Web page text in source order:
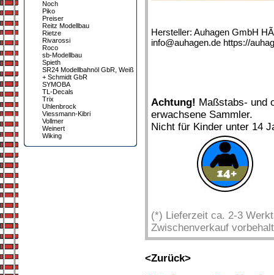
Noch
Piko
Preiser
Reitz Modellbau
Rietze
Rivarossi
Roco
sb-Modellbau
Spieth
SR24 Modellbahnöl GbR, Weiß
+ Schmidt GbR
SYMOBA
TL-Decals
Trix
Uhlenbrock
Viessmann-Kibri
Vollmer
Weinert
Wiking
Hersteller: Auhagen GmbH
info@auhagen.de https://
Achtung! Maßstabs- und
erwachsene Sammler.
Nicht für Kinder unter 14
(*) Lieferzeit ca. 2-3
Zwischenverkauf
<Zurück>